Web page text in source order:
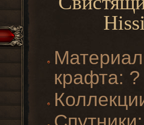
крафта: ?